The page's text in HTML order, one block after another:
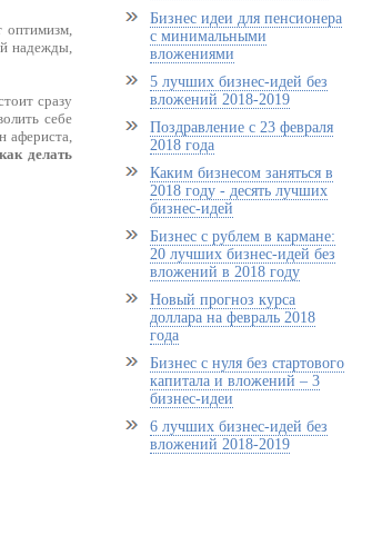
оптимизм,
надежды,
сразу
себе
афериста,
как делать
Бизнес идеи для пенсионера
с минимальными
вложениями
5 лучших бизнес-идей без
вложений 2018-2019
Поздравление с 23 февраля
2018 года
Каким бизнесом заняться в
2018 году - десять лучших
бизнес-идей
Бизнес с рублем в кармане:
20 лучших бизнес-идей без
вложений в 2018 году
Новый прогноз курса
доллара на февраль 2018
года
Бизнес с нуля без стартового
капитала и вложений – 3
бизнес-идеи
6 лучших бизнес-идей без
вложений 2018-2019